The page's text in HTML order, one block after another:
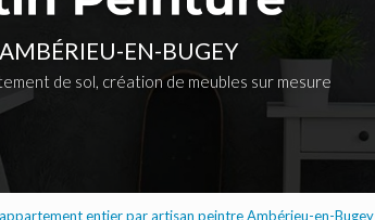
EN-BUGEY
de sol, création de meubles sur mesure
entier par artisan peintre Ambérieu-en-Bugey